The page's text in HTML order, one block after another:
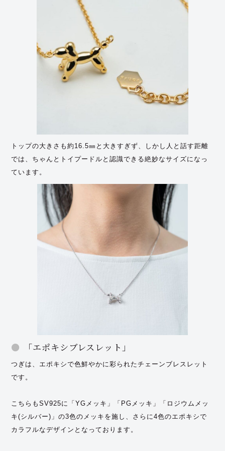
トップの大きさも約16.5㎜と大きすぎず、しかし人と話す距離
では、ちゃんとトイプードルと認識できる絶妙なサイズになっ
ています。
「エポキシブレスレット」
つぎは、エポキシで色鮮やかに彩られたチェーンブレスレット
です。
こちらもSV925に「YGメッキ」「PGメッキ」「ロジウムメッ
キ(シルバー)」の3色のメッキを施し、さらに4色のエポキシで
カラフルなデザインとなっております。